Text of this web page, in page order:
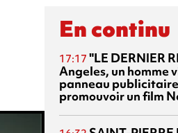
En continu
17:17 "LE DERNIER
Angeles, un homme
panneau
promouvoir un film